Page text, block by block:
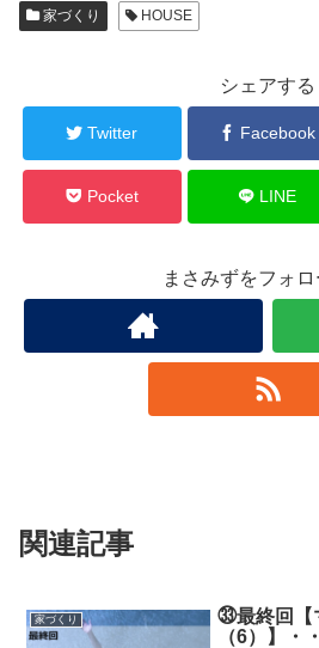
家づくり HOUSE
シェアする
Twitter Facebook
Pocket LINE
まさみずをフォロ
関連記事
家づくり
㉝最終回【
（6）】・